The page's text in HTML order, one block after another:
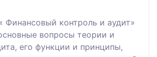
Финансовый контроль и аудит»
вопросы теории и
его функции и принципы,